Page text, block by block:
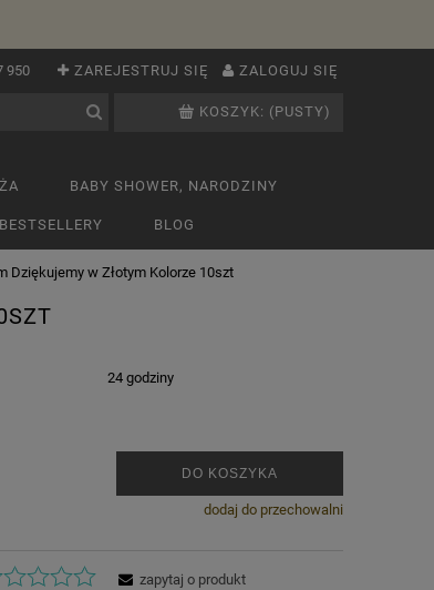
ZAREJESTRUJ SIĘ ZALOGUJ SIĘ
950
KOSZYK: (PUSTY)
BABY SHOWER, NARODZINY
BESTSELLERY BLOG
Dziękujemy w Złotym Kolorze 10szt
24 godziny
DO KOSZYKA
dodaj do przechowalni
zapytaj o produkt